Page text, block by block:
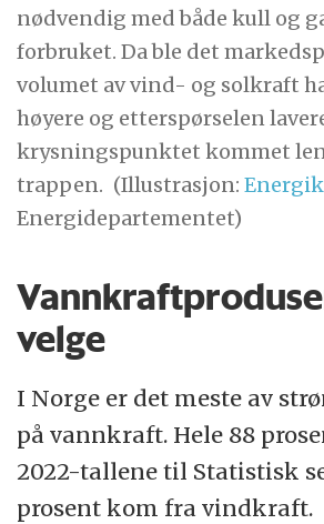
nødvendig med både kull og
forbruket. Da ble det
volumet av vind- og solkraft
høyere og etterspørselen
krysningspunktet kommet
trappen. (Illustrasjon:
Energidepartementet)
velge
I Norge er det meste av
på vannkraft. Hele 88
2022-tallene til Statistisk
prosent kom fra vindkraft.